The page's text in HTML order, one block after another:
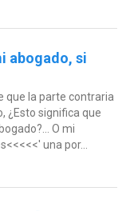
abogado, si
que la parte contraria
¿Esto significa que
O mi
una por...